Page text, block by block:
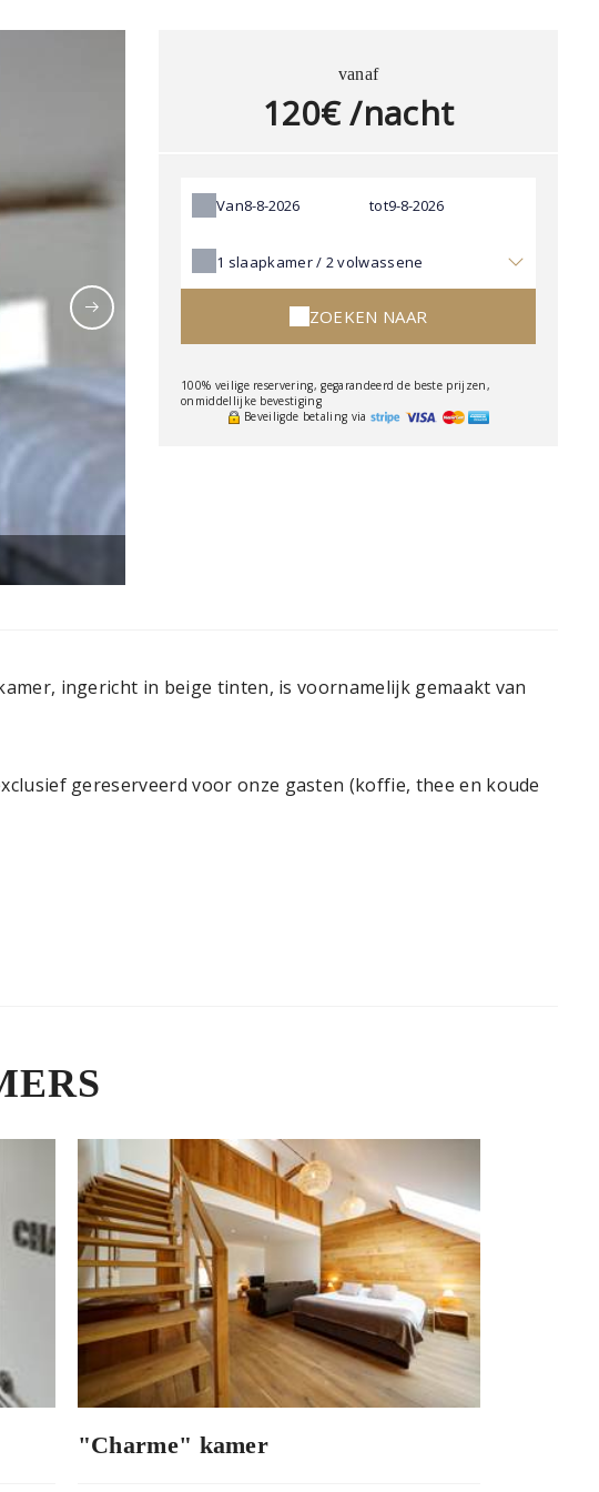
vanaf
120€ /nacht
Van tot
1 slaapkamer / 2volwassene
ZOEKEN NAAR
100% veilige reservering, gegarandeerd de beste prijzen,
onmiddellijke bevestiging
Beveiligde betaling via
ingericht in beige tinten, is voornamelijk gemaakt van
gereserveerd voor onze gasten (koffie, thee en koude
"Charme" kamer